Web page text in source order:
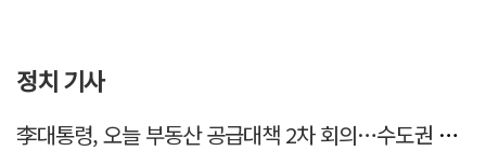
정치 기사
李대통령, 오늘 부동산 공급대책 2차 회의…수도권 공급안 논의